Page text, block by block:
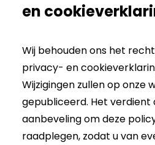
en
Wij behouden ons het
privacy- en
Wijzigingen zullen op onze
gepubliceerd. Het verdient
aanbeveling om deze
raadplegen, zodat u van